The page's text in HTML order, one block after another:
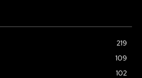
219
109
102